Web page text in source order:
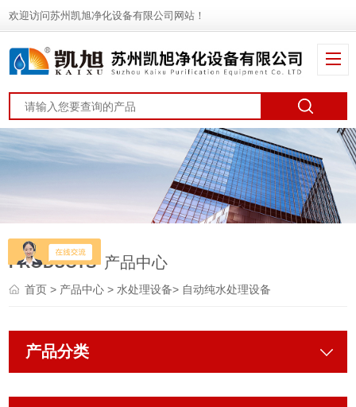
欢迎访问苏州凯旭净化设备有限公司网站！
PRODUCTS 产品中心
首页> 产品中心>水处理设备> 自动纯水处理设备
产品分类